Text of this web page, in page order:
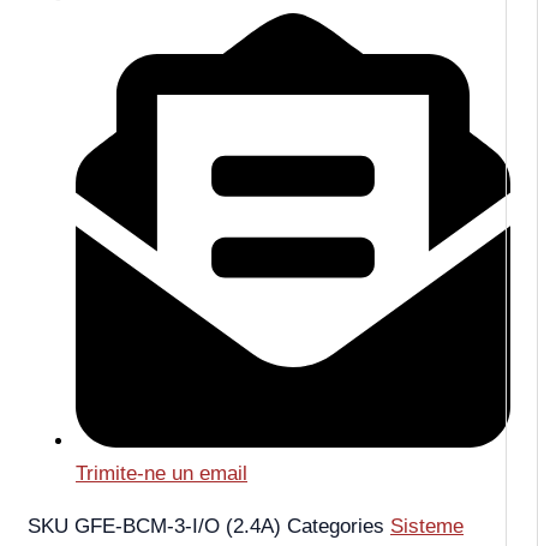
Trimite-ne un email
SKU GFE-BCM-3-I/O (2.4A) Categories Sisteme